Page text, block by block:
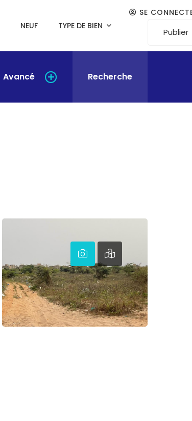
NEUF TYPE DE BIEN
SE
Publier
Avancé Recherche